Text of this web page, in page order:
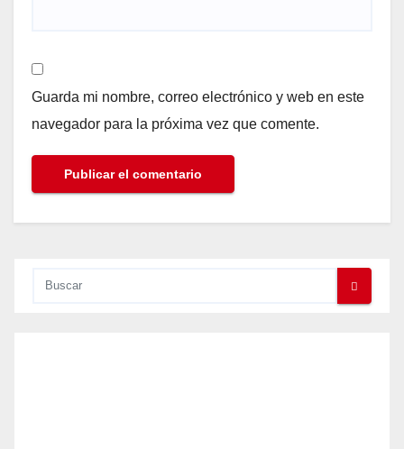
Guarda mi nombre, correo electrónico y web en este
navegador para la próxima vez que comente.